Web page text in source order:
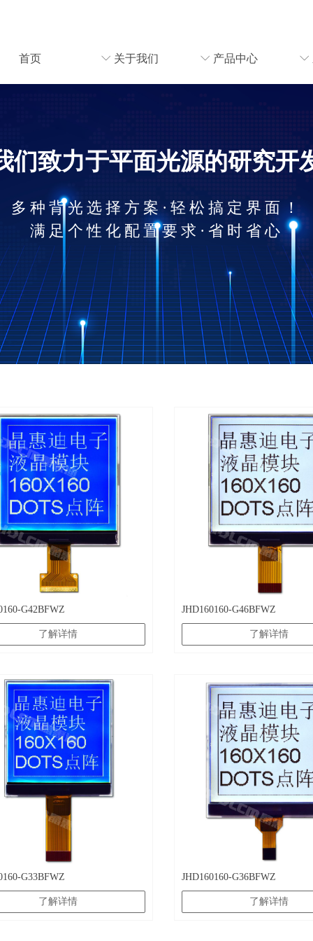
首页 ꀅ 关于我们 ꀅ 产品中心 ꀅ
们致力于平面光源的研究开
多种背光选择方案·轻松搞定界面！
满足个性化配置要求·省时省心
G42BFWZ
了解详情
JHD160160-G46BFWZ
了解详情
G33BFWZ
了解详情
JHD160160-G36BFWZ
了解详情
品